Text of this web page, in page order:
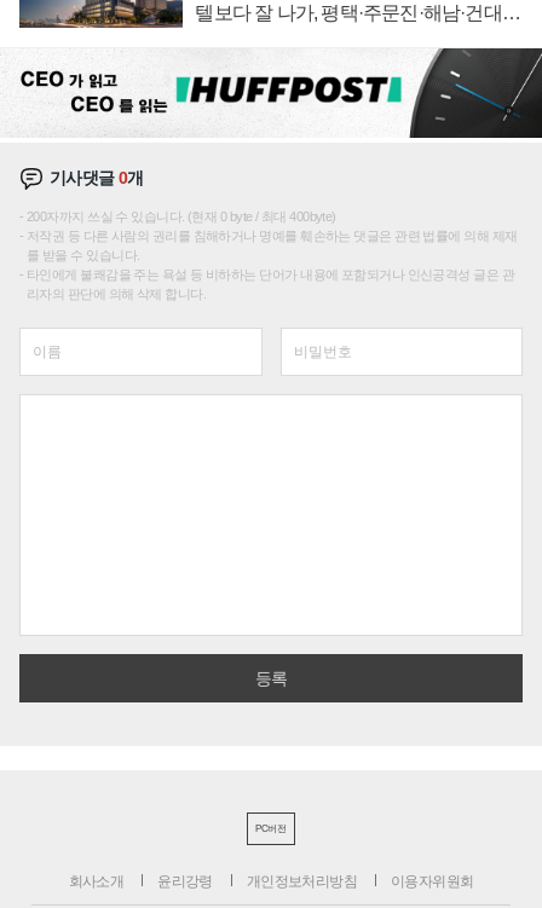
텔보다 잘 나가, 평택·주문진·해남·건대로
기사댓글0개
200자까지 쓰실 수 있습니다. (현재 0 byte / 최대 400byte)
저작권 등 다른 사람의 권리를 침해하거나 명예를 훼손하는 댓글은 관련 법률에 의해 제재
를 받을 수 있습니다.
타인에게 불쾌감을 주는 욕설 등 비하하는 단어가 내용에 포함되거나 인신공격성 글은 관
리자의 판단에 의해 삭제 합니다.
PC버전
회사소개 윤리강령 개인정보처리방침 이용자위원회